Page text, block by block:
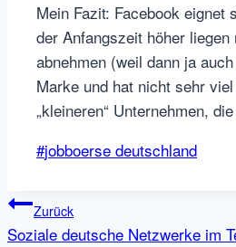
Mein Fazit: Facebook
der Anfangszeit höher
abnehmen (weil dann ja
Marke und hat nicht sehr
„kleineren“ Unternehmen,
Schlagworte:
#jobboerse deutschland
Beitragsnavigation
Zurück
Soziale deutsche Netzwerke im